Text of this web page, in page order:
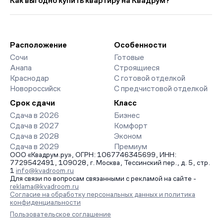
страницах ЖК доступны отзывы жильцов о качестве
строительства, интерактивный генплан корпусов, сроки
организует просмотр и поможет одобрить ипотеку по
минимальной ставке. Чтобы зафиксировать цену, оставьте
заявку на обратный звонок.
Расположение
Сочи
Анапа
Краснодар
Новороссийск
Особенности
Готовые
Строящиеся
С готовой отделкой
С предчистовой отделкой
Срок сдачи
Сдача в 2026
Сдача в 2027
Сдача в 2028
Сдача в 2029
Класс
Бизнес
Комфорт
Эконом
Премиум
ООО «Квадрум.ру», ОГРН: 1067746345699, ИНН:
7729542491, 109028, г. Москва, Тессинский пер., д. 5, стр.
1 info@kvadroom.ru
Для связи по вопросам связанными с рекламой на сайте -
reklama@kvadroom.ru
Согласие на обработку персональных данных и политика
конфиденциальности
Пользовательское соглашение